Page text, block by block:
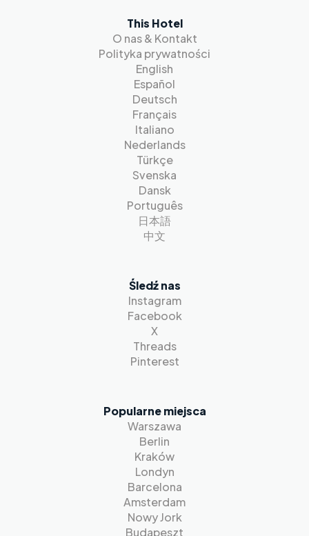
This Hotel
O nas & Kontakt
Polityka prywatności
English
Español
Deutsch
Français
Italiano
Nederlands
Türkçe
Svenska
Dansk
Português
日本語
中文
Śledź nas
Instagram
Facebook
X
Threads
Pinterest
Popularne miejsca
Warszawa
Berlin
Kraków
Londyn
Barcelona
Amsterdam
Nowy Jork
Budapeszt